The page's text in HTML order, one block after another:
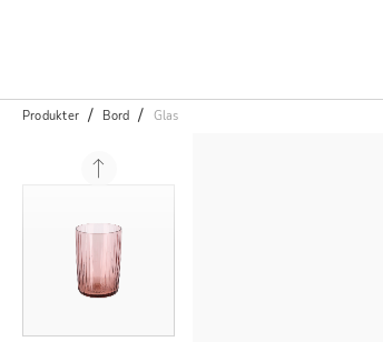
Produkter Bord Glas